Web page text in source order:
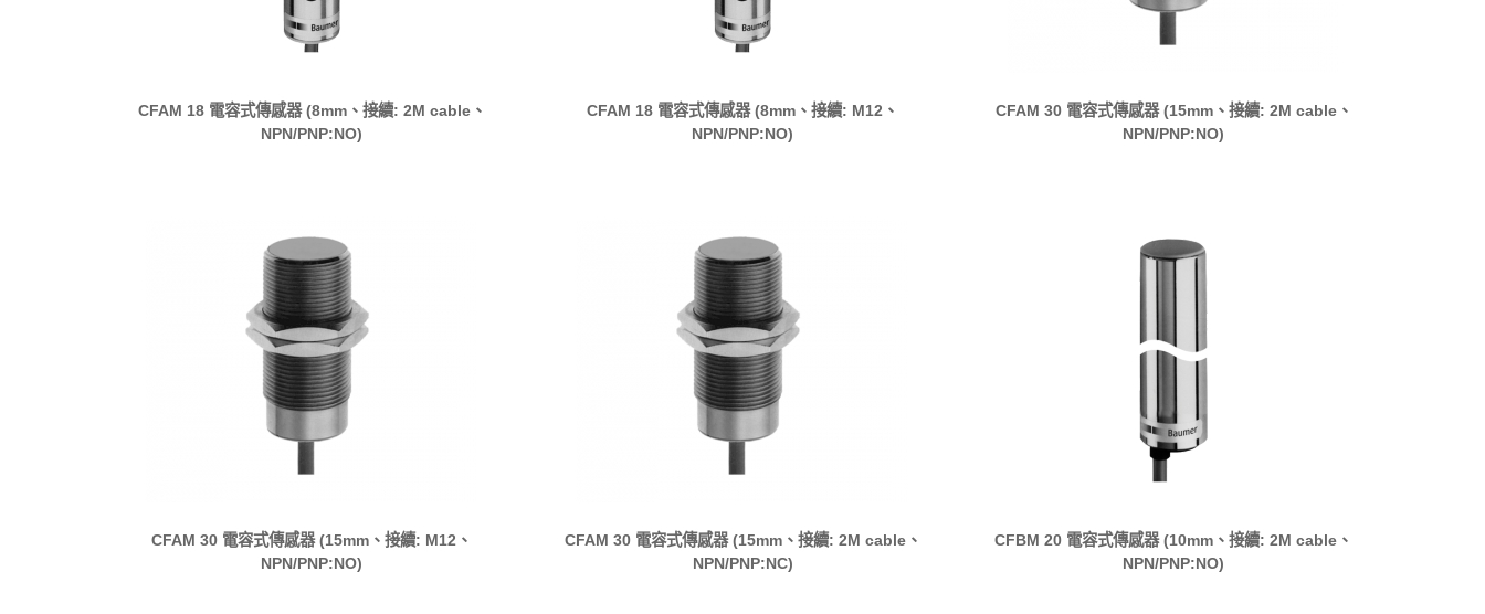
CFAM 18 電容式傳感器 (8mm、接續: 2M cable、
NPN/PNP:NO)
CFAM 18 電容式傳感器 (8mm、接續: M12、
NPN/PNP:NO)
CFAM 30 電容式傳感器 (15mm、接續: 2M cable、
NPN/PNP:NO)
CFAM 30 電容式傳感器 (15mm、接續: M12、
NPN/PNP:NO)
CFAM 30 電容式傳感器 (15mm、接續: 2M cable、
NPN/PNP:NC)
CFBM 20 電容式傳感器 (10mm、接續: 2M cable、
NPN/PNP:NO)